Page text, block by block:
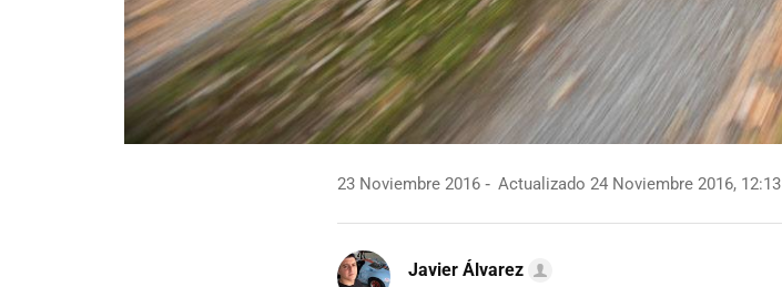
23 Noviembre 2016 Actualizado 24 Noviembre 2016, 12:13
Javier Álvarez